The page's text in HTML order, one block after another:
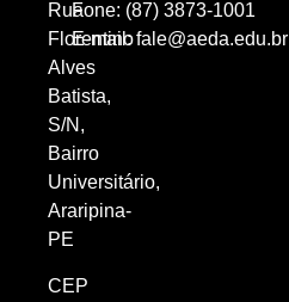
Rua
Florentino
Alves
Batista,
S/N,
Bairro
Universitário,
Araripina-
PE
CEP
Fone: (87) 3873-1001
E-mail:fale@aeda.edu.br